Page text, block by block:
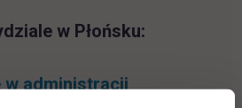
w Płońsku:
w administracji